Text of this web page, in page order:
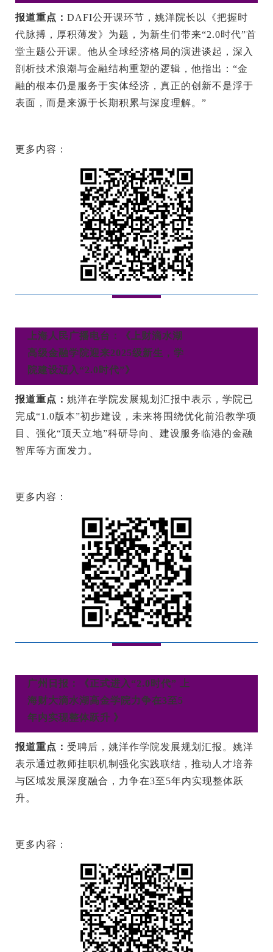
报道重点： DAFI公开课环节，姚洋院长以《把握时
代脉搏，厚积薄发》为题，为新生们带来“2.0时代”首
堂主题公开课。他从全球经济格局的演进谈起，深入
剖析技术浪潮与金融结构重塑的逻辑，他指出：“金
融的根本仍是服务于实体经济，真正的创新不是浮于
表面，而是来源于长期积累与深度理解。”
更多内容：
上海人民广播电台：《上财滴水湖
高级金融学院迎来2025级新生，学
院建设迈入“2.0时代”》
报道重点： 姚洋在学院发展规划汇报中表示，学院已
完成“1.0版本”初步建设，未来将围绕优化前沿教学项
目、强化“顶天立地”科研导向、建设服务临港的金融
智库等方面发力。
更多内容：
广州日报：《正式进入“2.0时代” 上
海财大滴水湖高金学院力争在3至5
年内实现整体跃升 》
报道重点： 受聘后，姚洋作学院发展规划汇报。姚洋
表示通过教师挂职机制强化实践联结，推动人才培养
与区域发展深度融合，力争在3至5年内实现整体跃
升。
更多内容：